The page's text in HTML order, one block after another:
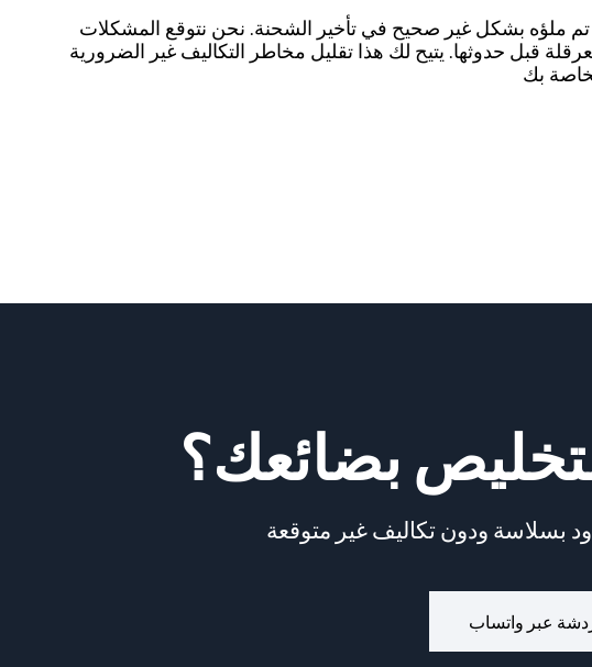
ملؤه بشكل غير صحيح في تأخير الشحنة. نحن نتوقع المشكلات
قبل حدوثها. يتيح لك هذا تقليل مخاطر التكاليف غير الضرورية
بك
بضائعك؟
بسلاسة ودون تكاليف غير متوقعة
عبر واتساب